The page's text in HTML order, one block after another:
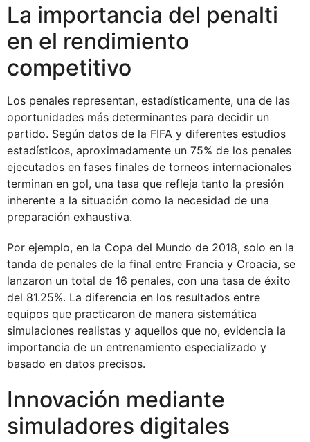
La importancia del penalti
en el rendimiento
competitivo
Los penales representan, estadísticamente, una de las
oportunidades más determinantes para decidir un
partido. Según datos de la FIFA y diferentes estudios
estadísticos, aproximadamente un 75% de los penales
ejecutados en fases finales de torneos internacionales
terminan en gol, una tasa que refleja tanto la presión
inherente a la situación como la necesidad de una
preparación exhaustiva.
Por ejemplo, en la Copa del Mundo de 2018, solo en la
tanda de penales de la final entre Francia y Croacia, se
lanzaron un total de 16 penales, con una tasa de éxito
del 81.25%. La diferencia en los resultados entre
equipos que practicaron de manera sistemática
simulaciones realistas y aquellos que no, evidencia la
importancia de un entrenamiento especializado y
basado en datos precisos.
Innovación mediante
simuladores digitales